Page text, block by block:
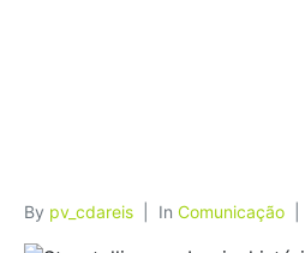
By pv_cdareis In Comunicação